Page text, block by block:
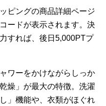
ピングの商品詳細ページ
ードが表示されます。決
すれば、後日5,000PTプ
ワーをかけながらしっか
燥」が最大の特徴。洗濯
」機能や、衣類がほぐれ